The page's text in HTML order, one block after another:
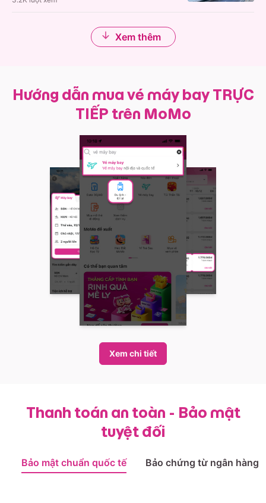
Xem thêm
Hướng dẫn mua vé máy bay TRỰC
TIẾP trên MoMo
Xem chi tiết
Thanh toán an toàn - Bảo mật
tuyệt đối
Bảo mật chuẩn quốc tế Bảo chứng từ ngân hàng